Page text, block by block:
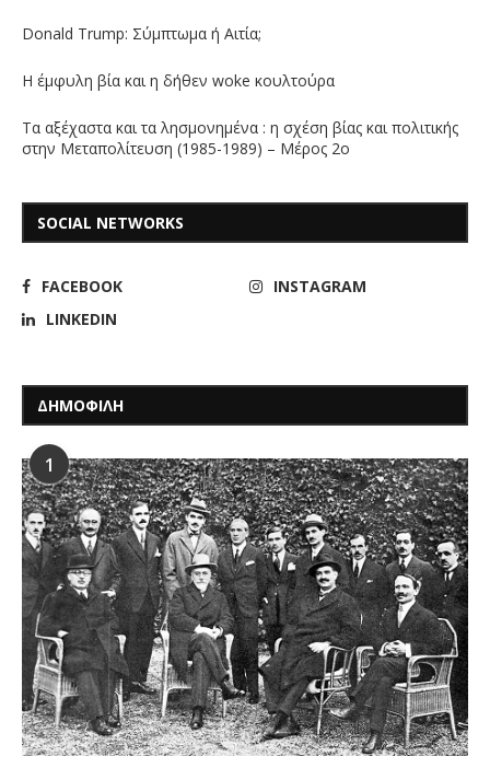
Donald Trump: Σύμπτωμα ή Αιτία;
Η έμφυλη βία και η δήθεν woke κουλτούρα
Τα αξέχαστα και τα λησμονημένα : η σχέση βίας και πολιτικής
στην Μεταπολίτευση (1985-1989) – Μέρος 2ο
SOCIAL NETWORKS
FACEBOOK
INSTAGRAM
LINKEDIN
ΔΗΜΟΦΙΛΗ
1